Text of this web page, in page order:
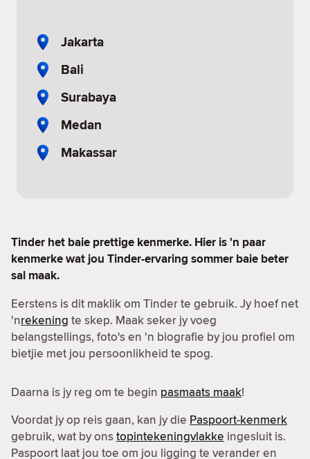
Jakarta
Bali
Surabaya
Medan
Makassar
Tinder het baie prettige kenmerke. Hier is 'n paar
kenmerke wat jou Tinder-ervaring sommer baie beter
sal maak.
Eerstens is dit maklik om Tinder te gebruik. Jy hoef net
'nrekening te skep. Maak seker jy voeg
belangstellings, foto's en 'n biografie by jou profiel om
bietjie met jou persoonlikheid te spog.
Daarna is jy reg om te begin pasmaats maak!
Voordat jy op reis gaan, kan jy die Paspoort-kenmerk
gebruik, wat by onstopintekeningvlakke ingesluit is.
Paspoort laat jou toe om jou ligging te verander en